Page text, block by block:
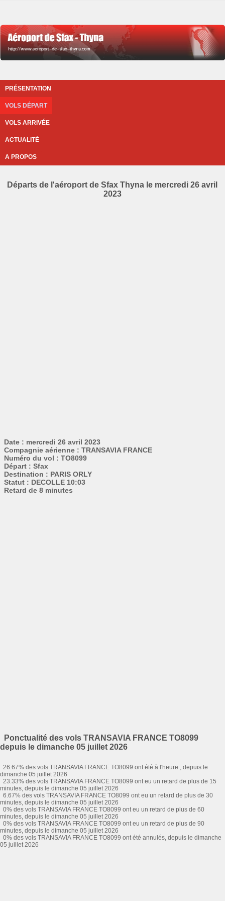
PRÉSENTATION
VOLS DÉPART
VOLS ARRIVÉE
ACTUALITÉ
A PROPOS
Départs de l'aéroport de Sfax Thyna le mercredi 26 avril
2023
Date : mercredi 26 avril 2023
Compagnie aérienne : TRANSAVIA FRANCE
Numéro du vol : TO8099
Départ : Sfax
Destination : PARIS ORLY
Statut : DECOLLE 10:03
Retard de 8 minutes
Ponctualité des vols TRANSAVIA FRANCE TO8099
depuis le dimanche 05 juillet 2026
26.67% des vols TRANSAVIA FRANCE TO8099 ont été à l'heure , depuis le
dimanche 05 juillet 2026
23.33% des vols TRANSAVIA FRANCE TO8099 ont eu un retard de plus de 15
minutes, depuis le dimanche 05 juillet 2026
6.67% des vols TRANSAVIA FRANCE TO8099 ont eu un retard de plus de 30
minutes, depuis le dimanche 05 juillet 2026
0% des vols TRANSAVIA FRANCE TO8099 ont eu un retard de plus de 60
minutes, depuis le dimanche 05 juillet 2026
0% des vols TRANSAVIA FRANCE TO8099 ont eu un retard de plus de 90
minutes, depuis le dimanche 05 juillet 2026
0% des vols TRANSAVIA FRANCE TO8099 ont été annulés, depuis le dimanche
05 juillet 2026